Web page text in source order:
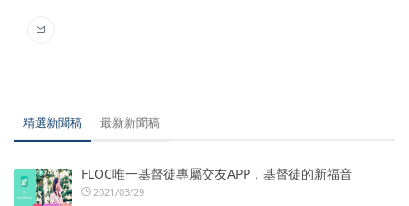
精選新聞稿 最新新聞稿
FLOC唯一基督徒專屬交友APP，基督徒的新福音
2021/03/29